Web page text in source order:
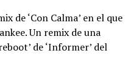
de ‘Con Calma’ en el que
Un remix de una
de ‘Informer’ del